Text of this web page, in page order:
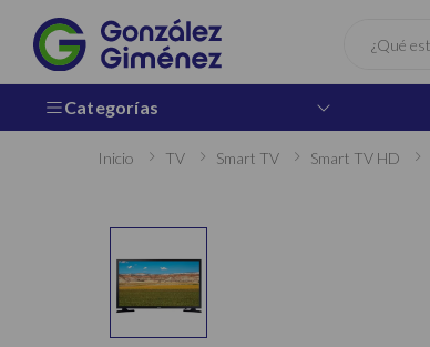
Categorías
Inicio TV Smart TV Smart TV HD